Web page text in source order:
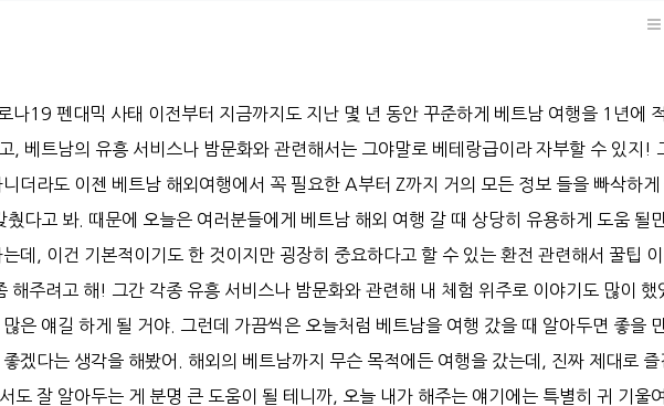
나19 펜대믹 사태 이전부터 지금까지도 지난 몇 년 동안 꾸준하게 베트남 여행을 1년에
, 베트남의 유흥 서비스나 밤문화와 관련해서는 그야말로 베테랑급이라 자부할 수 있지!
더라도 이젠 베트남 해외여행에서 꼭 필요한 A부터 Z까지 거의 모든 정보 들을 빠삭하게
췄다고 봐. 때문에 오늘은 여러분들에게 베트남 해외 여행 갈 때 상당히 유용하게 도움 될
데, 이건 기본적이기도 한 것이지만 굉장히 중요하다고 할 수 있는 환전 관련해서 꿀팁
해주려고 해! 그간 각종 유흥 서비스나 밤문화와 관련해 내 체험 위주로 이야기도 많이 했
은 얘길 하게 될 거야. 그런데 가끔씩은 오늘처럼 베트남을 여행 갔을 때 알아두면 좋을
겠다는 생각을 해봤어. 해외의 베트남까지 무슨 목적에든 여행을 갔는데, 진짜 제대로 즐
도 잘 알아두는 게 분명 큰 도움이 될 테니까, 오늘 내가 해주는 얘기에는 특별히 귀 기울